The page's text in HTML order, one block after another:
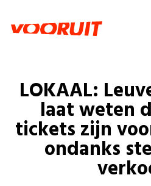
Zorg
Gelijke
Onze
Doe
Doe
Word
Mis
Shop
Zoeken
Login
Login
LOKAAL:
laat weten
tickets zijn
ondanks